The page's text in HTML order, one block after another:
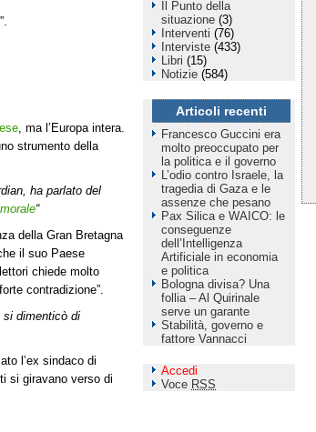
, ma l’Europa intera.
strumento della
ha parlato del
“
della Gran Bretagna
il suo Paese
chiede molto
contradizione”.
si dimenticò di
l’ex sindaco di
si giravano verso di
Il Punto della
situazione (3)
Interventi (76)
Interviste (433)
Libri (15)
Notizie (584)
Articoli recenti
Francesco Guccini era
molto preoccupato per
la politica e il governo
L’odio contro Israele, la
tragedia di Gaza e le
assenze che pesano
Pax Silica e WAICO: le
conseguenze
dell’Intelligenza
Artificiale in economia
e politica
Bologna divisa? Una
follia – Al Quirinale
serve un garante
Stabilità, governo e
fattore Vannacci
Accedi
Voce RSS